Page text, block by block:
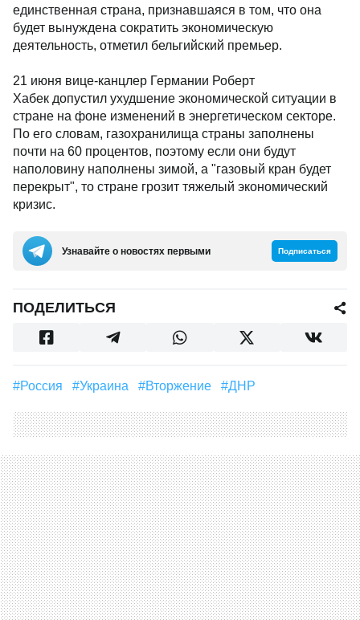
единственная страна, признавшаяся в том, что она
будет вынуждена сократить экономическую
деятельность, отметил бельгийский премьер.
21 июня вице-канцлер Германии Роберт
Хабек допустил ухудшение экономической ситуации в
стране на фоне изменений в энергетическом секторе.
По его словам, газохранилища страны заполнены
почти на 60 процентов, поэтому если они будут
наполовину наполнены зимой, а "газовый кран будет
перекрыт", то стране грозит тяжелый экономический
кризис.
Узнавайте о новостях первыми Подписаться
ПОДЕЛИТЬСЯ
#Россия #Украина #вторжение #ДНР